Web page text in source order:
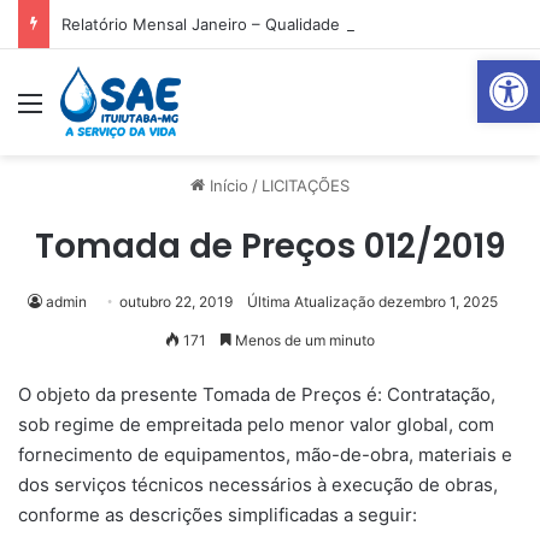
Abrir
Relatório Mensal Janeiro – Qualidade da Água Tratada
Menu
Início / LICITAÇÕES
Tomada de Preços 012/2019
admin outubro 22, 2019 Última Atualização dezembro 1, 2025
171 Menos de um minuto
O objeto da presente Tomada de Preços é: Contratação,
sob regime de empreitada pelo menor valor global, com
fornecimento de equipamentos, mão-de-obra, materiais e
dos serviços técnicos necessários à execução de obras,
conforme as descrições simplificadas a seguir: